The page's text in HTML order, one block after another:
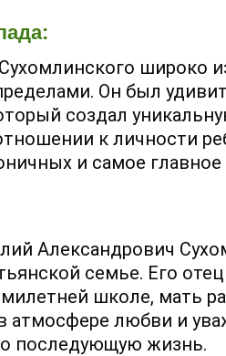
широко
Он был
создал
к личности
и самое
Александрович
семье. Его
школе, мать
атмосфере любви и
последующую жизнь.